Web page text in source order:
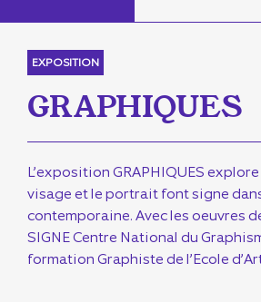
EXPOSITION
GRAPHIQUES
L’exposition GRAPHIQUES
visage et le portrait font signe
contemporaine. Avec les oeuvres
SIGNE Centre National du
formation Graphiste de l’Ecole